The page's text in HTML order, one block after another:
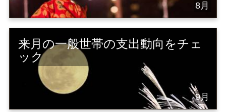
8月
来月の一般世帯の支出動向をチェ
ック
9月